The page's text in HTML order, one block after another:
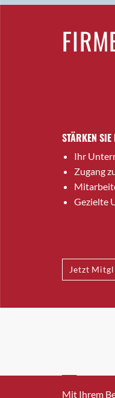
STÄRKEN
Ihr
Zugang
Gezielte
Jetzt
Mit Ihrem